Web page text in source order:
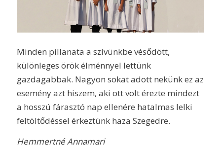
Minden pillanata a szívünkbe vésődött,
különleges örök élménnyel lettünk
gazdagabbak. Nagyon sokat adott nekünk ez az
esemény azt hiszem, aki ott volt érezte mindezt
a hosszú fárasztó nap ellenére hatalmas lelki
feltöltődéssel érkeztünk haza Szegedre.
Hemmertné Annamari